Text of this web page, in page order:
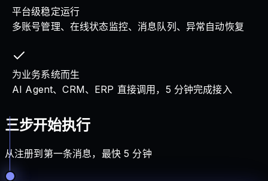
平台级稳定运行
多账号管理、在线状态监控、消息队列、异常自动恢复
为业务系统而生
AI Agent、CRM、ERP 直接调用，5 分钟完成接入
三步开始执行
从注册到第一条消息，最快 5 分钟